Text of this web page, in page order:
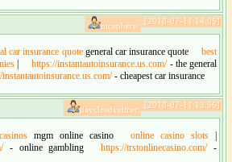
[2018-07-11 14:06]
bicephere:
car insurance quotegeneral car insurance quote
best
| https://instantautoinsurance.us.com/- the general
- cheapest car insurance
[2018-07-11 13:56]
daycleadveltcet:
mgm online casino online casino slots |
- online gambling https://trstonlinecasino.com/-